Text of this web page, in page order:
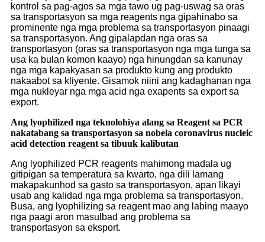
kontrol sa pag-agos sa mga tawo ug pag-uswag sa oras
sa transportasyon sa mga reagents nga gipahinabo sa
prominente nga mga problema sa transportasyon pinaagi
sa transportasyon. Ang gipalapdan nga oras sa
transportasyon (oras sa transportasyon nga mga tunga sa
usa ka bulan komon kaayo) nga hinungdan sa kanunay
nga mga kapakyasan sa produkto kung ang produkto
nakaabot sa kliyente. Gisamok niini ang kadaghanan nga
mga nukleyar nga mga acid nga exapents sa export sa
export.
Ang lyophilized nga teknolohiya alang sa Reagent sa PCR
nakatabang sa transportasyon sa nobela coronavirus nucleic
acid detection reagent sa tibuuk kalibutan
Ang lyophilized PCR reagents mahimong madala ug
gitipigan sa temperatura sa kwarto, nga dili lamang
makapakunhod sa gasto sa transportasyon, apan likayi
usab ang kalidad nga mga problema sa transportasyon.
Busa, ang lyophilizing sa reagent mao ang labing maayo
nga paagi aron masulbad ang problema sa
transportasyon sa eksport.